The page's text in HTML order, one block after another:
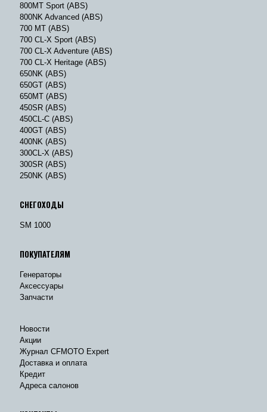
800MT Sport (ABS)
800NK Advanced (ABS)
700 MT (ABS)
700 CL-X Sport (ABS)
700 CL-X Adventure (ABS)
700 CL-X Heritage (ABS)
650NK (ABS)
650GT (ABS)
650MT (ABS)
450SR (ABS)
450CL-C (ABS)
400GT (ABS)
400NK (ABS)
300CL-X (ABS)
300SR (ABS)
250NK (ABS)
СНЕГОХОДЫ
SM 1000
ПОКУПАТЕЛЯМ
Генераторы
Аксессуары
Запчасти
Новости
Акции
Журнал CFMOTO Expert
Доставка и оплата
Кредит
Адреса салонов